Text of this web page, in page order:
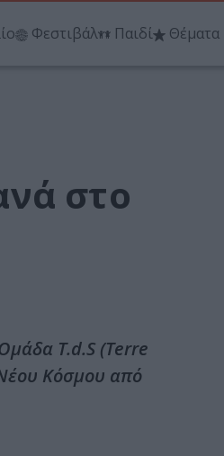
Φεστιβάλ Παιδί Θέματα
στο
T.d.S (Terre
Κόσμου από